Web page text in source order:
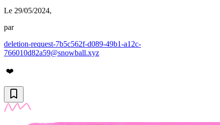
Le 29/05/2024,
par
deletion-request-7b5c562f-d089-49b1-a12c-
766010d82a59@snowball.xyz
❤️